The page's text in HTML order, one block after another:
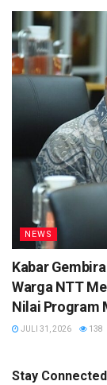
NEWS
Kabar
Warga NTT
Nilai Program
JULI 31, 2026 138
Stay